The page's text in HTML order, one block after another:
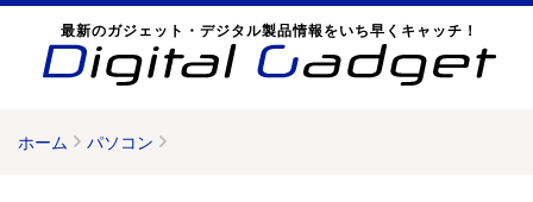
最新のガジェット・デジタル製品情報をいち早くキャッチ！
ホーム パソコン